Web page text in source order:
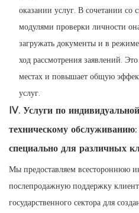
оказании услуг. В сочетании
модулями проверки личности
загружать документы и в
ход рассмотрения заявлений.
местах и ​​повышает общую
услуг.
IV. Услуги по
техническому
специально для различных
Мы предоставляем всестороннюю
послепродажную поддержку
государственного сектора для